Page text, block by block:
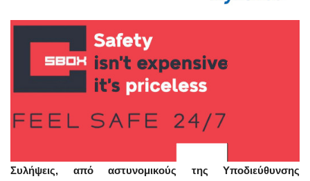
Συλήψεις, από αστυνομικούς της Υποδιεύθυνσης